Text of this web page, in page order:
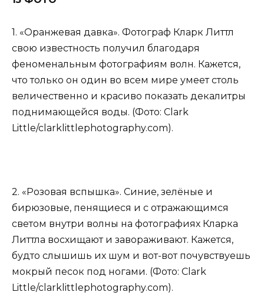
1. «Оранжевая давка». Фотограф Кларк Литтл
свою известность получил благодаря
феноменальным фотографиям волн. Кажется,
что только он один во всем мире умеет столь
величественно и красиво показать декалитры
поднимающейся воды. (Фото: Clark
Little/clarklittlephotography.com).
2. «Розовая вспышка». Синие, зелёные и
бирюзовые, пенящиеся и с отражающимся
светом внутри волны на фотографиях Кларка
Литтла восхищают и завораживают. Кажется,
будто слышишь их шум и вот-вот почувствуешь
мокрый песок под ногами. (Фото: Clark
Little/clarklittlephotography.com).